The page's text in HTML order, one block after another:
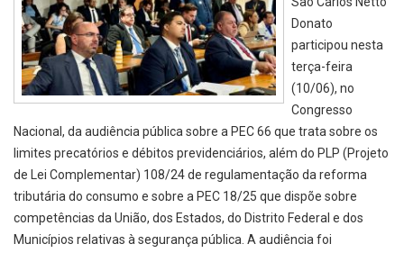
Donato
participou nesta
terça-feira
(10/06), no
Congresso
Nacional, da audiência pública sobre a PEC 66 que trata sobre os
limites precatórios e débitos previdenciários, além do PLP (Projeto
de Lei Complementar) 108/24 de regulamentação da reforma
tributária do consumo e sobre a PEC 18/25 que dispõe sobre
competências da União, dos Estados, do Distrito Federal e dos
Municípios relativas à segurança pública. A audiência foi